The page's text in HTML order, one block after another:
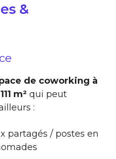
&
de coworking à
m² qui peut
:
partagés / postes en